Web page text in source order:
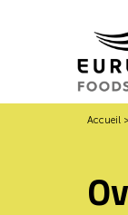
Accueil >